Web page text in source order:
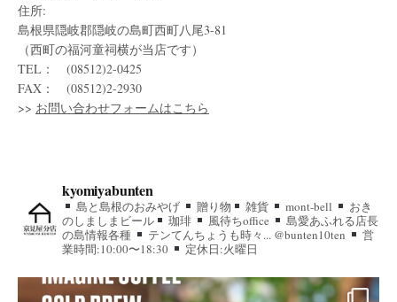
住所:
島根県隠岐郡隠岐の島町西町八尾3-81
（西町の福河童祠横が当店です）
TEL： (08512)2-0425
FAX： (08512)2-2930
>> お問い合わせフォームはこちら
kyomiyabunten
島と島根のおみやげ 贈り物 雑貨 mont-bell
おき
のしましまビール
珈琲 風待ちoffice
島愛あふれる店長
の島情報各種
テンてんちょうも時々... @bunten10ten
営
業時間:10:00〜18:30
定休日:火曜日